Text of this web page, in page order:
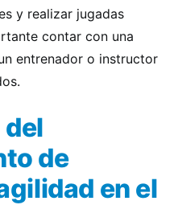
y realizar jugadas
contar con una
entrenador o instructor
de
en el